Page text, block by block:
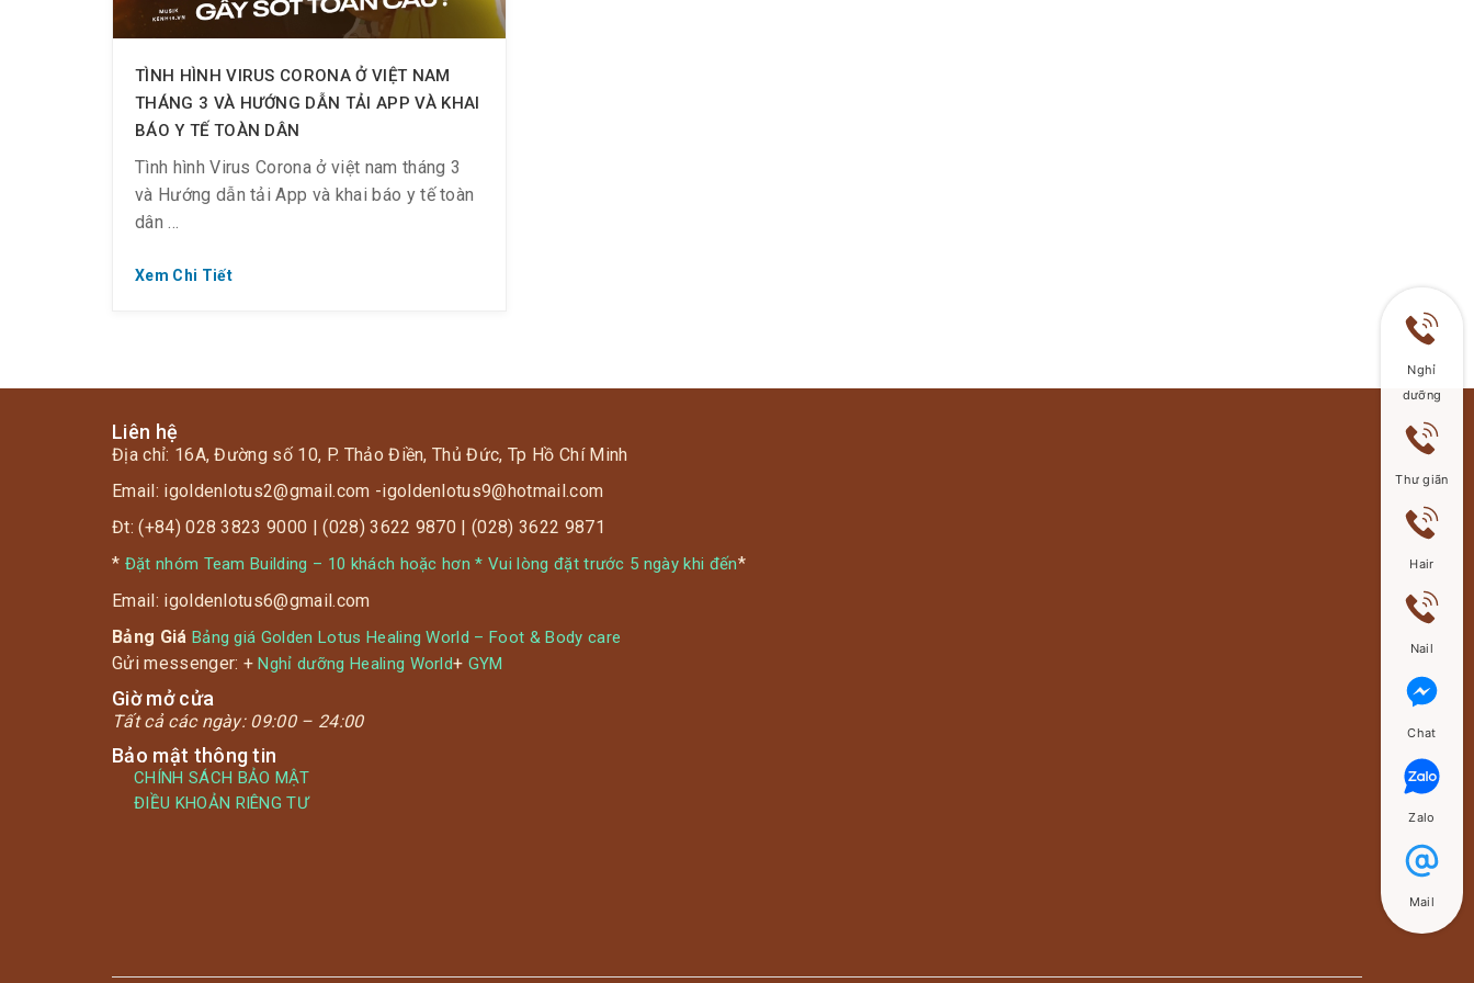
TÌNH HÌNH VIRUS CORONA Ở VIỆT NAM
THÁNG 3 VÀ HƯỚNG DẪN TẢI APP VÀ KHAI
BÁO Y TẾ TOÀN DÂN
Tình hình Virus Corona ở việt nam tháng 3
và Hướng dẫn tải App và khai báo y tế toàn
dân
chủ đề bàn luận liên quan đến tình hình dịch
bệnh tại VN và cả trên thế giới. Tâm trạng
hoang mang và đã có những thời điểm khi
phát hiện ra bệnh nhân số 17, 18.. 21 thì một
Xem Chi Tiết
Liên hệ
Địa chỉ: 16A, Đường số 10, P. Thảo Điền, Thủ Đức, Tp Hồ Chí Minh
Email: igoldenlotus2@gmail.com -igoldenlotus9@hotmail.com
Đt: (+84) 028 3823 9000 | (028) 3622 9870 | (028) 3622 9871
* Đặt nhóm Team Building – 10 khách hoặc hơn * Vui lòng đặt trước 5 ngày khi đến*
Email: igoldenlotus6@gmail.com
Bảng Giá Bảng giá Golden Lotus Healing World – Foot & Body care
Gửi messenger: +Nghỉ dưỡng Healing World+ GYM
Giờ mở cửa
Tất cả các ngày: 09:00 – 24:00
Bảo mật thông tin
CHÍNH SÁCH BẢO MẬT
ĐIỀU KHOẢN RIÊNG TƯ
Nghỉ
dưỡng
Thư giãn
Hair
Nail
Chat
Zalo
Mail